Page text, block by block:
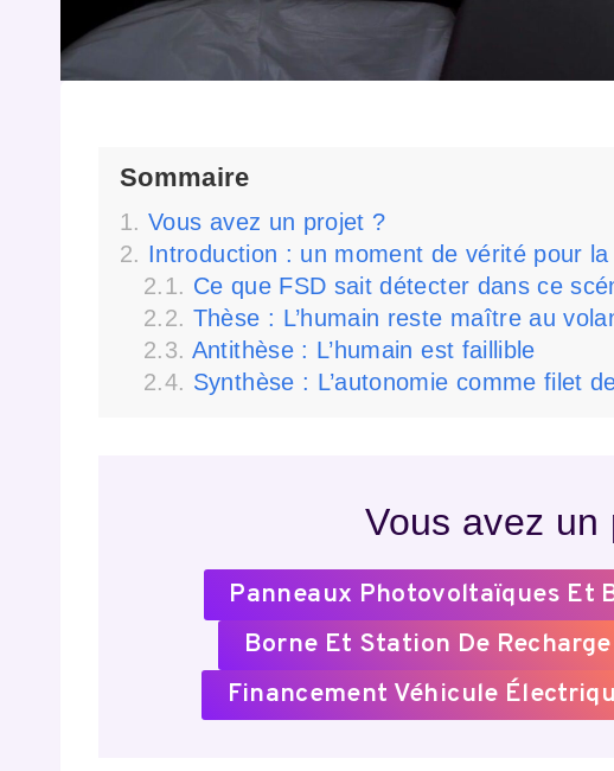
Sommaire
Vous avez un projet ?
Introduction : un moment de vérité pour
Ce que FSD sait détecter dans ce
Thèse : L’humain reste maître au
Antithèse : L’humain est faillible
Synthèse : L’autonomie comme filet
Vous avez un
Panneaux Photovoltaïques Et
Borne Et Station De Recharge
Financement Véhicule